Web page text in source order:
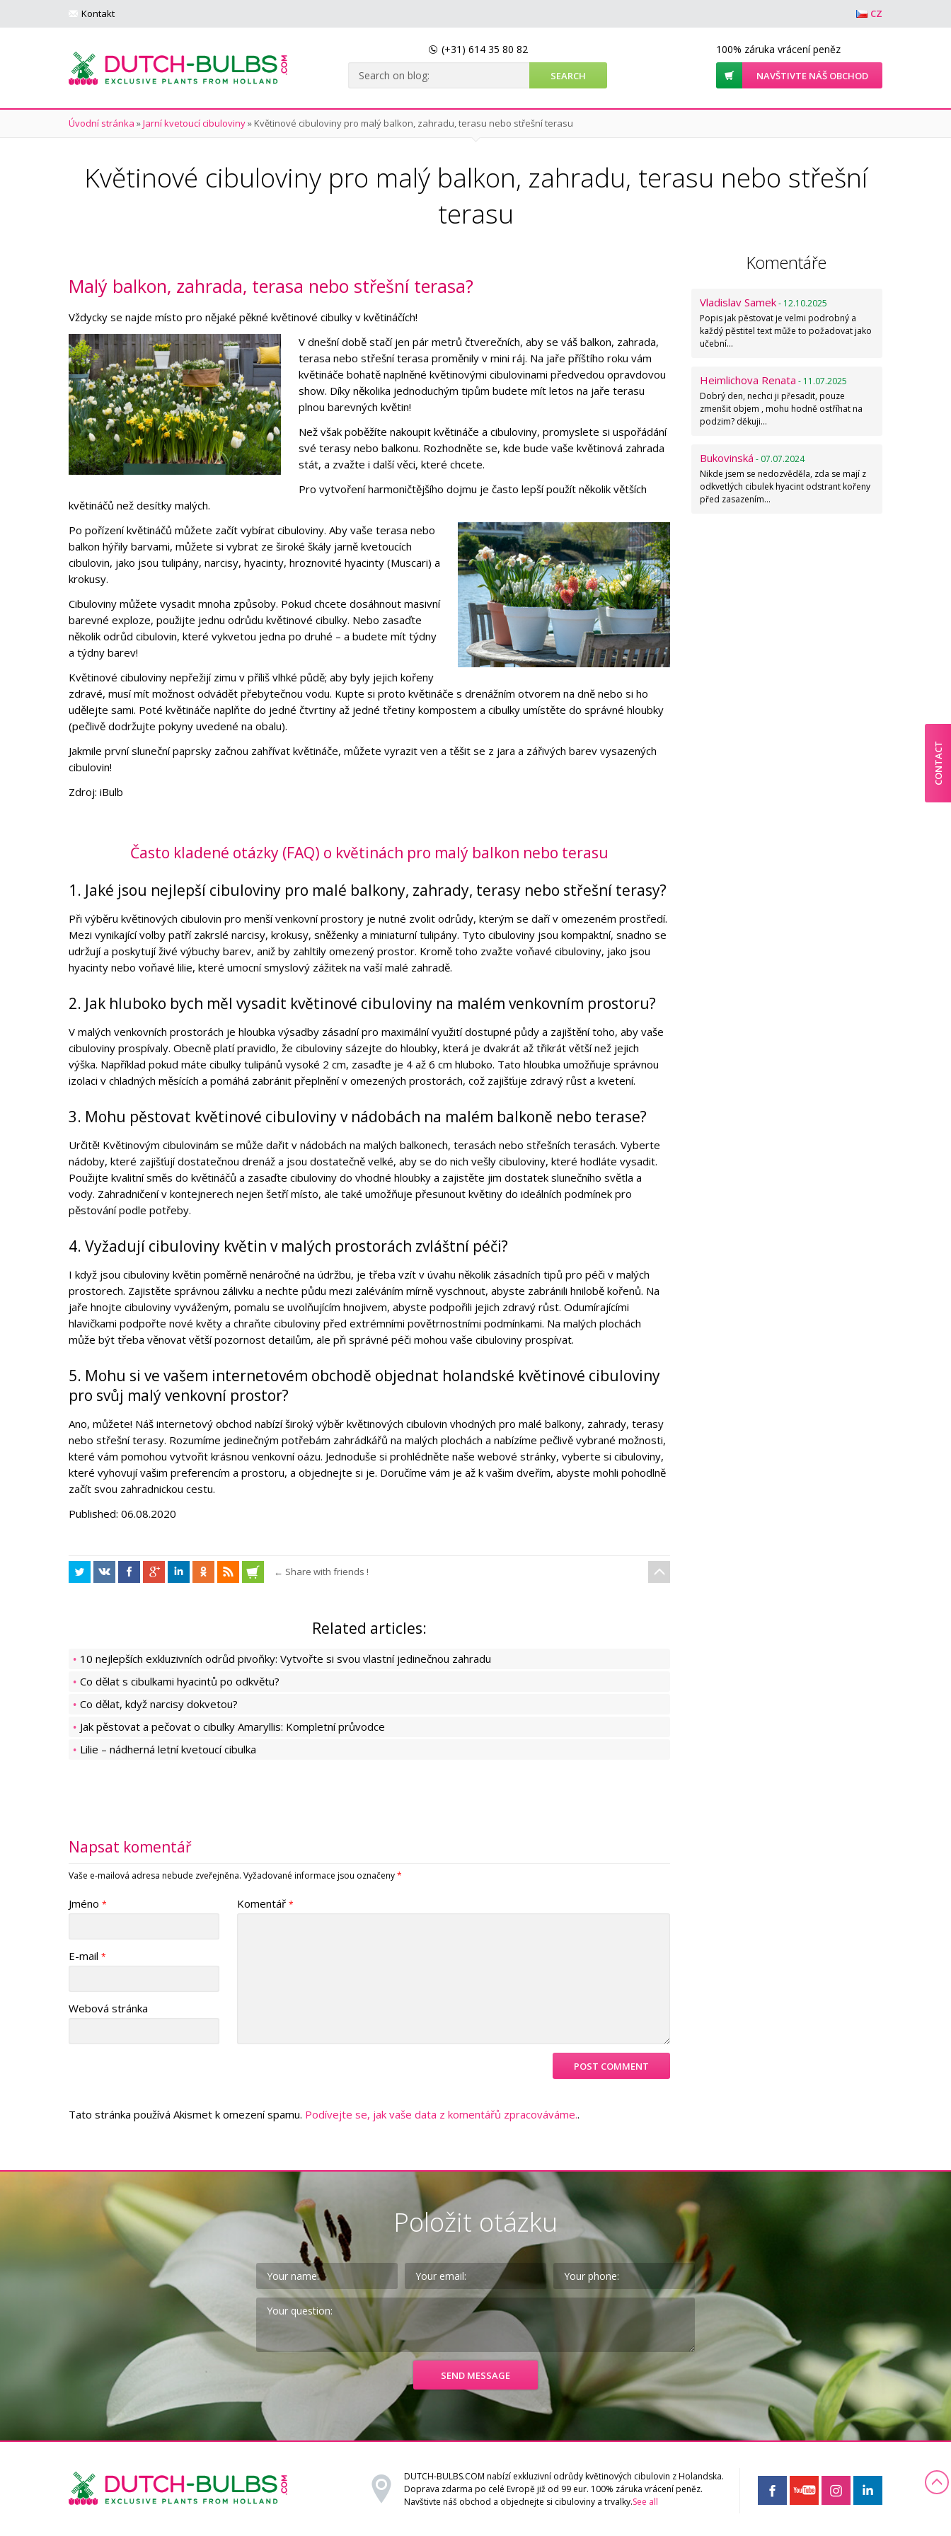
Kontakt CZ
(+31) 614 35 80 82 100% záruka vrácení peněz
NAVŠTIVTE NÁŠ OBCHOD
Úvodní stránka »Jarní kvetoucí cibuloviny» Květinové cibuloviny pro malý balkon, zahradu, terasu nebo střešní terasu
Květinové cibuloviny pro malý balkon, zahradu, terasu nebo střešní
terasu
Malý balkon, zahrada, terasa nebo střešní terasa?
Vždycky se najde místo pro nějaké pěkné květinové cibulky v květináčích!
V dnešní době stačí jen pár metrů čtverečních, aby se váš balkon, zahrada,
terasa nebo střešní terasa proměnily v mini ráj. Na jaře příštího roku vám
květináče bohatě naplněné květinovými cibulovinami předvedou opravdovou
show. Díky několika jednoduchým tipům budete mít letos na jaře terasu
plnou barevných květin!
Než však poběžíte nakoupit květináče a cibuloviny, promyslete si uspořádání
své terasy nebo balkonu. Rozhodněte se, kde bude vaše květinová zahrada
stát, a zvažte i další věci, které chcete.
Pro vytvoření harmoničtějšího dojmu je často lepší použít několik větších
květináčů než desítky malých.
Po pořízení květináčů můžete začít vybírat cibuloviny. Aby vaše terasa nebo
balkon hýřily barvami, můžete si vybrat ze široké škály jarně kvetoucích
cibulovin, jako jsou tulipány, narcisy, hyacinty, hroznovité hyacinty (Muscari) a
krokusy.
Cibuloviny můžete vysadit mnoha způsoby. Pokud chcete dosáhnout masivní
barevné exploze, použijte jednu odrůdu květinové cibulky. Nebo zasaďte
několik odrůd cibulovin, které vykvetou jedna po druhé – a budete mít týdny
a týdny barev!
Květinové cibuloviny nepřežijí zimu v příliš vlhké půdě; aby byly jejich kořeny
zdravé, musí mít možnost odvádět přebytečnou vodu. Kupte si proto květináče s drenážním otvorem na dně nebo si ho
udělejte sami. Poté květináče naplňte do jedné čtvrtiny až jedné třetiny kompostem a cibulky umístěte do správné hloubky
(pečlivě dodržujte pokyny uvedené na obalu).
Jakmile první sluneční paprsky začnou zahřívat květináče, můžete vyrazit ven a těšit se z jara a zářivých barev vysazených
cibulovin!
Zdroj: iBulb
Často kladené otázky (FAQ) o květinách pro malý balkon nebo terasu
1. Jaké jsou nejlepší cibuloviny pro malé balkony, zahrady, terasy nebo střešní terasy?
Při výběru květinových cibulovin pro menší venkovní prostory je nutné zvolit odrůdy, kterým se daří v omezeném prostředí.
Mezi vynikající volby patří zakrslé narcisy, krokusy, sněženky a miniaturní tulipány. Tyto cibuloviny jsou kompaktní, snadno se
udržují a poskytují živé výbuchy barev, aniž by zahltily omezený prostor. Kromě toho zvažte voňavé cibuloviny, jako jsou
hyacinty nebo voňavé lilie, které umocní smyslový zážitek na vaší malé zahradě.
2. Jak hluboko bych měl vysadit květinové cibuloviny na malém venkovním prostoru?
V malých venkovních prostorách je hloubka výsadby zásadní pro maximální využití dostupné půdy a zajištění toho, aby vaše
cibuloviny prospívaly. Obecně platí pravidlo, že cibuloviny sázejte do hloubky, která je dvakrát až třikrát větší než jejich
výška. Například pokud máte cibulky tulipánů vysoké 2 cm, zasaďte je 4 až 6 cm hluboko. Tato hloubka umožňuje správnou
izolaci v chladných měsících a pomáhá zabránit přeplnění v omezených prostorách, což zajišťuje zdravý růst a kvetení.
3. Mohu pěstovat květinové cibuloviny v nádobách na malém balkoně nebo terase?
Určitě! Květinovým cibulovinám se může dařit v nádobách na malých balkonech, terasách nebo střešních terasách. Vyberte
nádoby, které zajišťují dostatečnou drenáž a jsou dostatečně velké, aby se do nich vešly cibuloviny, které hodláte vysadit.
Použijte kvalitní směs do květináčů a zasaďte cibuloviny do vhodné hloubky a zajistěte jim dostatek slunečního světla a
vody. Zahradničení v kontejnerech nejen šetří místo, ale také umožňuje přesunout květiny do ideálních podmínek pro
pěstování podle potřeby.
4. Vyžadují cibuloviny květin v malých prostorách zvláštní péči?
I když jsou cibuloviny květin poměrně nenáročné na údržbu, je třeba vzít v úvahu několik zásadních tipů pro péči v malých
prostorech. Zajistěte správnou zálivku a nechte půdu mezi zaléváním mírně vyschnout, abyste zabránili hnilobě kořenů. Na
jaře hnojte cibuloviny vyváženým, pomalu se uvolňujícím hnojivem, abyste podpořili jejich zdravý růst. Odumírajícími
hlavičkami podpořte nové květy a chraňte cibuloviny před extrémními povětrnostními podmínkami. Na malých plochách
může být třeba věnovat větší pozornost detailům, ale při správné péči mohou vaše cibuloviny prospívat.
5. Mohu si ve vašem internetovém obchodě objednat holandské květinové cibuloviny
pro svůj malý venkovní prostor?
Ano, můžete! Náš internetový obchod nabízí široký výběr květinových cibulovin vhodných pro malé balkony, zahrady, terasy
nebo střešní terasy. Rozumíme jedinečným potřebám zahrádkářů na malých plochách a nabízíme pečlivě vybrané možnosti,
které vám pomohou vytvořit krásnou venkovní oázu. Jednoduše si prohlédněte naše webové stránky, vyberte si cibuloviny,
které vyhovují vašim preferencím a prostoru, a objednejte si je. Doručíme vám je až k vašim dveřím, abyste mohli pohodlně
začít svou zahradnickou cestu.
Published: 06.08.2020
← Share with friends !
Related articles:
10 nejlepších exkluzivních odrůd pivoňky: Vytvořte si svou vlastní jedinečnou zahradu
Co dělat s cibulkami hyacintů po odkvětu?
Co dělat, když narcisy dokvetou?
Jak pěstovat a pečovat o cibulky Amaryllis: Kompletní průvodce
Lilie – nádherná letní kvetoucí cibulka
Napsat komentář
Vaše e-mailová adresa nebude zveřejněna. Vyžadované informace jsou označeny*
Komentář *
Jméno *
E-mail *
Webová stránka
Tato stránka používá Akismet k omezení spamu. Podívejte se, jak vaše data z komentářů zpracováváme..
Komentáře
Vladislav Samek- 12.10.2025
Popis jak pěstovat je velmi podrobný a
každý pěstitel text může to požadovat jako
učební…
Heimlichova Renata - 11.07.2025
Dobrý den, nechci ji přesadit, pouze
zmenšit objem , mohu hodně ostříhat na
podzim? děkuji…
Bukovinská - 07.07.2024
Nikde jsem se nedozvěděla, zda se mají z
odkvetlých cibulek hyacint odstrant kořeny
před zasazením…
Položit otázku
DUTCH-BULBS.COM nabízí exkluzivní odrůdy květinových cibulovin z Holandska.
Doprava zdarma po celé Evropě již od 99 eur. 100% záruka vrácení peněz.
Navštivte náš obchod a objednejte si cibuloviny a trvalky.See all
CONTACT